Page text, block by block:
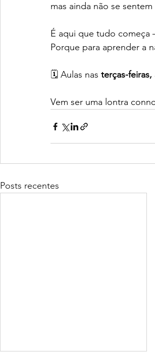
mas ainda não se
É aqui que tudo
Porque para aprender a
🗓️ Aulas nas terças-feiras,
Vem ser uma lontra
Posts recentes